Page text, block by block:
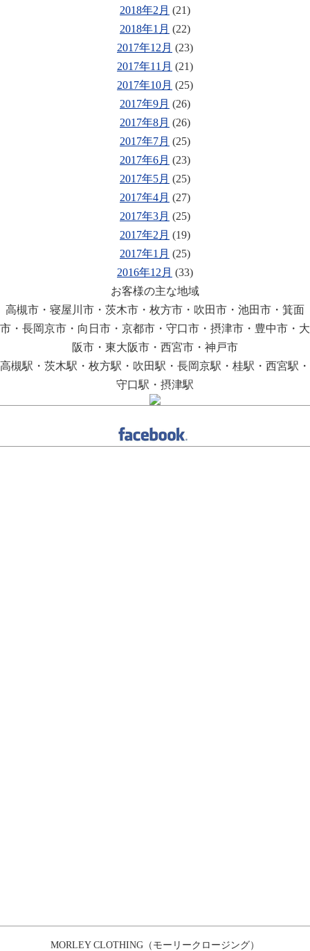
2018年2月 (21)
2018年1月 (22)
2017年12月 (23)
2017年11月 (21)
2017年10月 (25)
2017年9月 (26)
2017年8月 (26)
2017年7月 (25)
2017年6月 (23)
2017年5月 (25)
2017年4月 (27)
2017年3月 (25)
2017年2月 (19)
2017年1月 (25)
2016年12月 (33)
お客様の主な地域
高槻市・寝屋川市・茨木市・枚方市・吹田市・池田市・箕面
市・長岡京市・向日市・京都市・守口市・摂津市・豊中市・大
阪市・東大阪市・西宮市・神戸市
高槻駅・茨木駅・枚方駅・吹田駅・長岡京駅・桂駅・西宮駅・
守口駅・摂津駅
MORLEY CLOTHING（モーリークロージング）